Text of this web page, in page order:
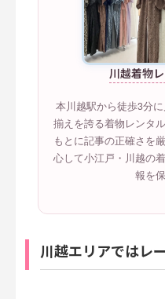
川越着物
本川越駅から徒歩3分
揃えを誇る着物レンタ
もとに記事の正確さを
心して小江戸・川越の
報を
川越エリアではレ